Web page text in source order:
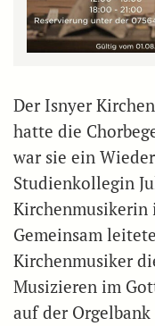
Der Isnyer
hatte die
war sie ein
Studienkollegin
Kirchenmusikerin
Gemeinsam
Kirchenmusiker
Musizieren im
auf der